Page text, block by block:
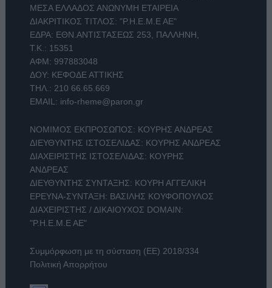
ΜΕΣΑ ΕΛΛΑΔΟΣ ΑΝΩΝΥΜΗ ΕΤΑΙΡΕΙΑ
ΔΙΑΚΡΙΤΙΚΟΣ ΤΙΤΛΟΣ: "Ρ.Η.Ε.Μ.Ε ΑΕ"
ΕΔΡΑ: ΕΘΝ.ΑΝΤΙΣΤΑΣΕΩΣ 253, ΠΑΛΛΗΝΗ,
Τ.Κ.: 15351
ΑΦΜ: 997883048
ΔΟΥ: ΚΕΦΟΔΕ ΑΤΤΙΚΗΣ
ΤΗΛ.: 210 66.65.669
EMAIL: info-rheme@paron.gr
ΝΟΜΙΜΟΣ ΕΚΠΡΟΣΩΠΟΣ: ΚΟΥΡΗΣ ΑΝΔΡΕΑΣ
ΔΙΕΥΘΥΝΤΗΣ ΙΣΤΟΣΕΛΙΔΑΣ: ΚΟΥΡΗΣ ΑΝΔΡΕΑΣ
ΔΙΑΧΕΙΡΙΣΤΗΣ ΙΣΤΟΣΕΛΙΔΑΣ: ΚΟΥΡΗΣ
ΑΝΔΡΕΑΣ
ΔΙΕΥΘΥΝΤΗΣ ΣΥΝΤΑΞΗΣ: ΚΟΥΡΗ ΑΓΓΕΛΙΚΗ
ΕΡΕΥΝΑ-ΣΥΝΤΑΞΗ: ΒΑΣΙΛΗΣ ΚΟΥΦΟΠΟΥΛΟΣ
ΔΙΑΧΕΙΡΙΣΤΗΣ / ΔΙΚΑΙΟΥΧΟΣ DOMAIN:
"Ρ.Η.Ε.Μ.Ε ΑΕ"
Συμμόρφωση με τη σύσταση (ΕΕ) 2018/334
Πολιτική Απορρήτου